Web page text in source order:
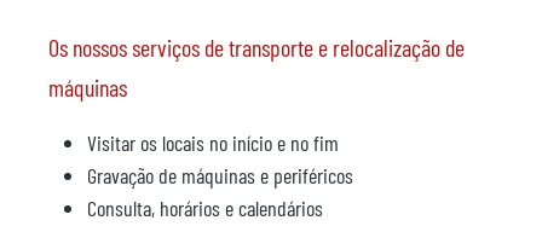
Os nossos serviços de transporte e relocalização de
máquinas
Visitar os locais no início e no fim
Gravação de máquinas e periféricos
Consulta, horários e calendários